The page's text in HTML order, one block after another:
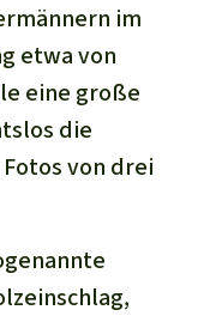
im
etwa von
eine große
die
von drei